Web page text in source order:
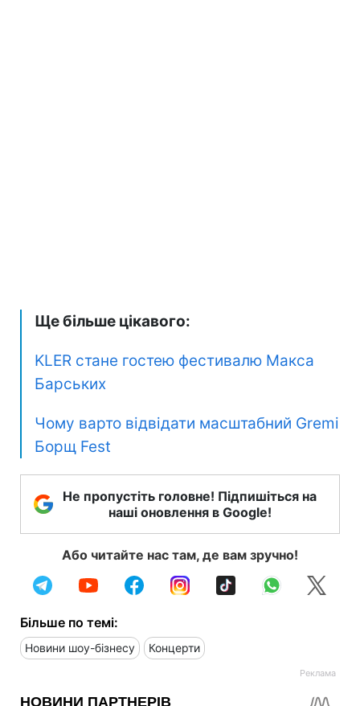
Ще більше цікавого:
KLER стане гостею фестивалю Макса
Барських
Чому варто відвідати масштабний Gremi
Борщ Fest
Не пропустіть головне! Підпишіться на
наші оновлення в Google!
Або читайте нас там, де вам зручно!
Більше по темі:
Новини шоу-бізнесу Концерти